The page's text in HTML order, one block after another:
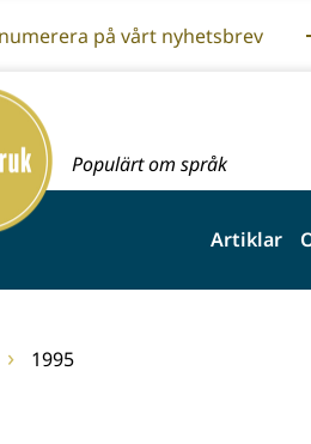
på vårt nyhetsbrev
Populärt om språk
Artiklar
1995